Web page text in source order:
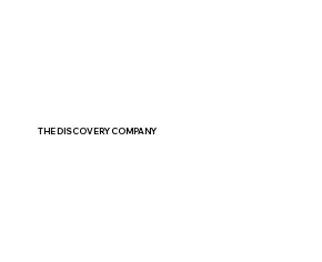
THE DISCOVERY COMPANY